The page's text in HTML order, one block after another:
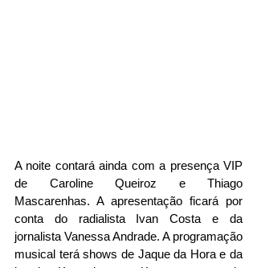
A noite contará ainda com a presença VIP
de Caroline Queiroz e Thiago
Mascarenhas. A apresentação ficará por
conta do radialista Ivan Costa e da
jornalista Vanessa Andrade. A programação
musical terá shows de Jaque da Hora e da